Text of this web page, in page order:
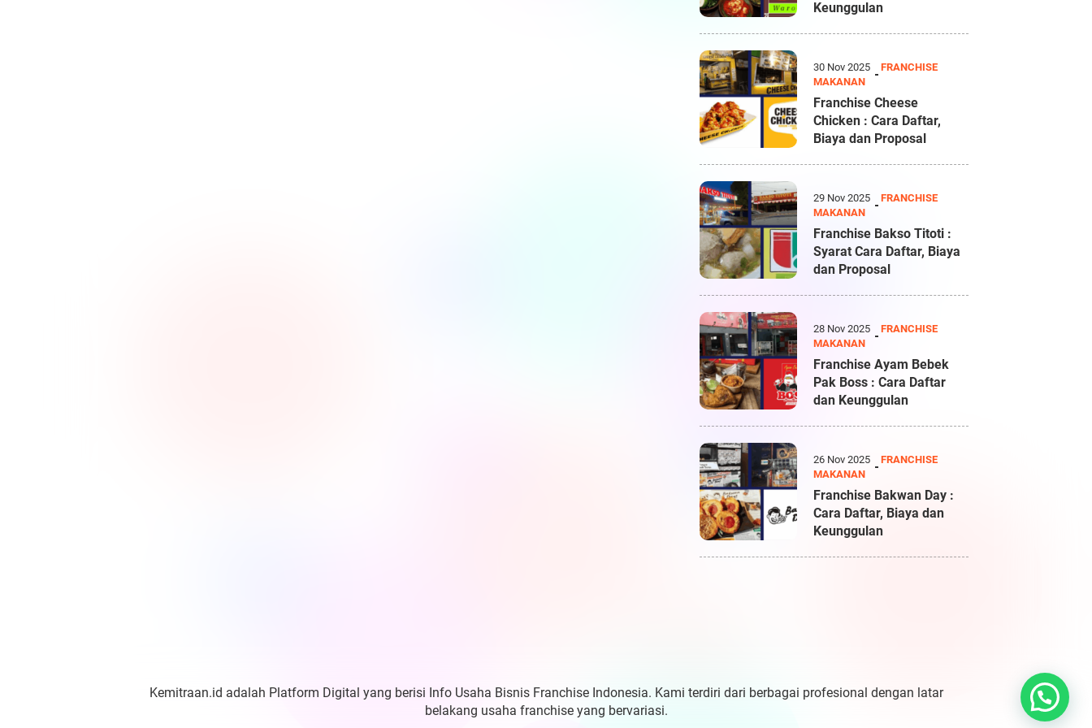
Keunggulan
30 Nov 2025
FRANCHISE
MAKANAN
Franchise Cheese
Chicken : Cara Daftar,
Biaya dan Proposal
29 Nov 2025
FRANCHISE
MAKANAN
Franchise Bakso Titoti :
Syarat Cara Daftar, Biaya
dan Proposal
28 Nov 2025
FRANCHISE
MAKANAN
Franchise Ayam Bebek
Pak Boss : Cara Daftar
dan Keunggulan
26 Nov 2025
FRANCHISE
MAKANAN
Franchise Bakwan Day :
Cara Daftar, Biaya dan
Keunggulan
Kemitraan.id adalah Platform Digital yang berisi Info Usaha Bisnis Franchise Indonesia. Kami terdiri dari berbagai profesional dengan latar
belakang usaha franchise yang bervariasi.